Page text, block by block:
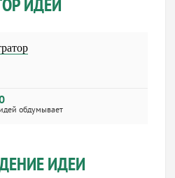
ИДЕИ
идей обдумывает
ИДЕИ